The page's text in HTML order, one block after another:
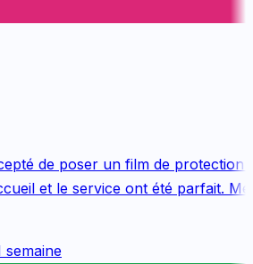
de poser un film de protection
et le service ont été parfait.